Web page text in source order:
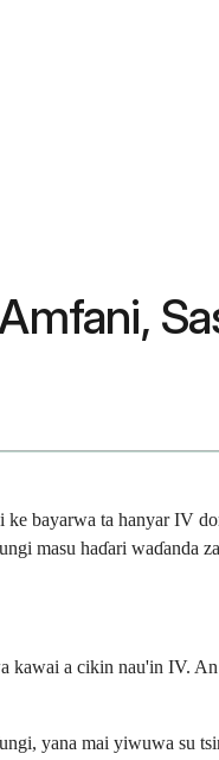
bayarwa ta hanyar IV
masu haɗari
a cikin nau'in IV.
yana mai yiwuwa su